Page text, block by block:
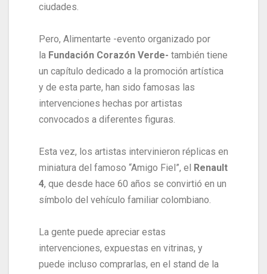
ciudades.
Pero, Alimentarte -evento organizado por
la Fundación Corazón Verde- también tiene
un capítulo dedicado a la promoción artística
y de esta parte, han sido famosas las
intervenciones hechas por artistas
convocados a diferentes figuras.
Esta vez, los artistas intervinieron réplicas en
miniatura del famoso “Amigo Fiel”, el Renault
4, que desde hace 60 años se convirtió en un
símbolo del vehículo familiar colombiano.
La gente puede apreciar estas
intervenciones, expuestas en vitrinas, y
puede incluso comprarlas, en el stand de la